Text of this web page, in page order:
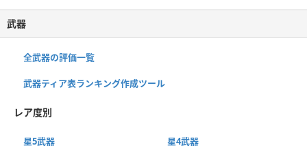
武器
全武器の評価一覧
武器ティア表ランキング作成ツール
レア度別
星5武器 星4武器